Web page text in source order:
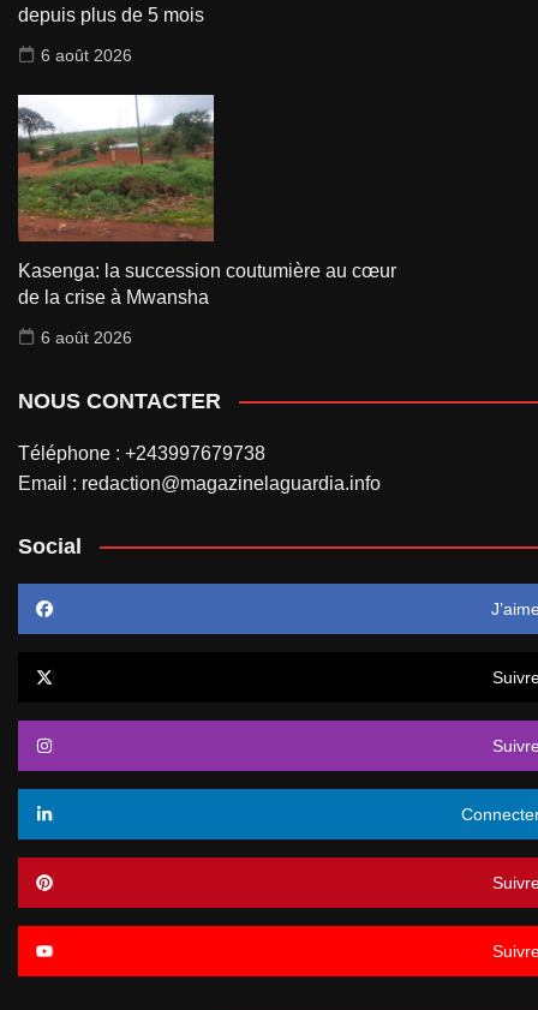
depuis plus de 5 mois
6 août 2026
Kasenga: la succession coutumière au cœur
de la crise à Mwansha
6 août 2026
NOUS CONTACTER
Téléphone : +243997679738
Email : redaction@magazinelaguardia.info
Social